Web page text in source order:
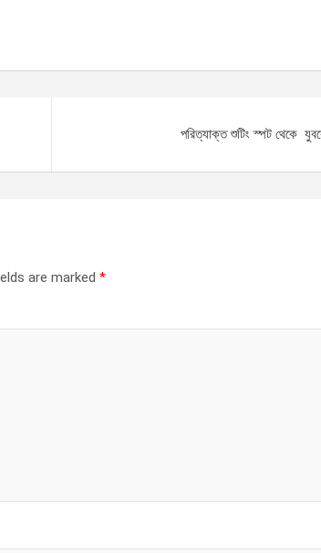
পরিত্যাক্ত শুটিং স্পট থেকে
are marked *